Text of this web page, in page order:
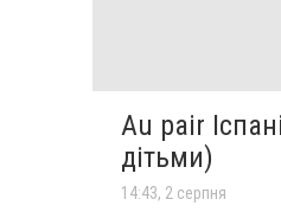
Au pair
дітьми)
14:43, 2 серпня